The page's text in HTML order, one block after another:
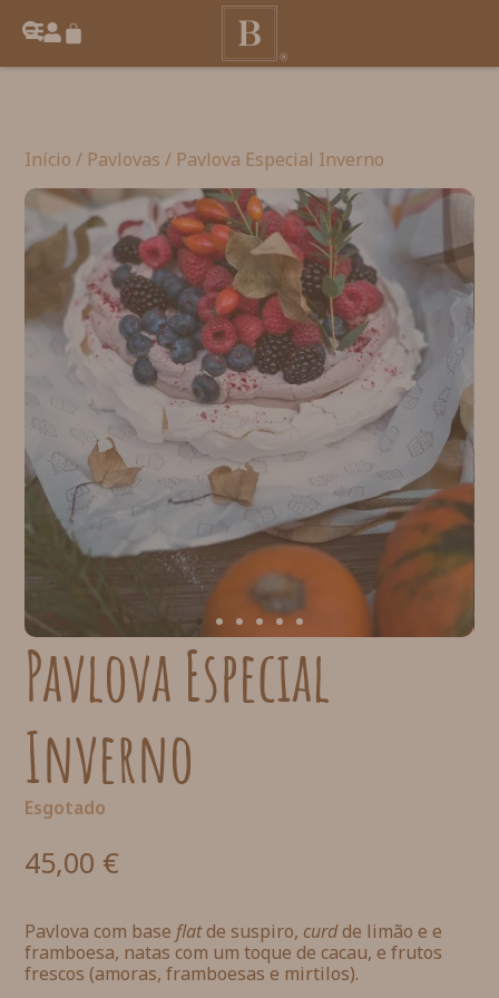
Início / Pavlovas / Pavlova Especial Inverno
Pavlova Especial
Inverno
45,00 €
Pavlova com base flatde suspiro, curdde limão e e
framboesa, natas com um toque de cacau, e frutos
frescos (amoras, framboesas e mirtilos).
Esgotado